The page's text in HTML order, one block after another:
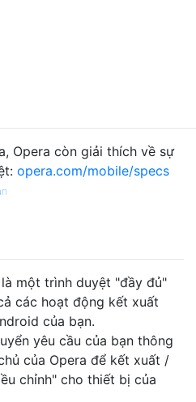
Opera còn giải thích về sự
opera.com/mobile/specs
một trình duyệt "đầy đủ"
các hoạt động kết xuất
của bạn.
yêu cầu của bạn thông
của Opera để kết xuất /
chỉnh" cho thiết bị của